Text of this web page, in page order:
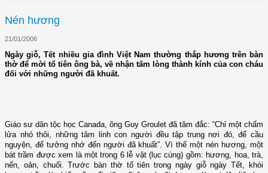
Nén hương
21/01/2006
Ngày giỗ, Tết nhiều gia đình Việt Nam thường thắp hương trên bàn
thờ để mời tổ tiên ông bà, về nhận tấm lòng thành kính của con cháu
đối với những người đã khuất.
Giáo sư dân tộc học Canada , ông Guy Groulet đã tâm đắc: “Chỉ một chấm
lửa nhỏ thôi, những tâm linh con người đều tập trung nơi đó, để cầu
nguyện, để tưởng nhớ đến người đã khuất”. Vì thế một nén hương, một
bát trầm được xem là một trong 6 lễ vật (lục cúng) gồm: hương, hoa, trà,
nến, oản, chuối. Trước bàn thờ tổ tiên trong ngày giỗ ngày Tết, khói